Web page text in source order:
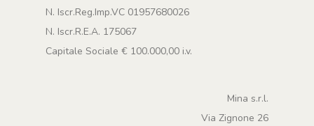
N. Iscr.Reg.Imp.VC 01957680026
N. Iscr.R.E.A. 175067
Capitale Sociale € 100.000,00 i.v.
Mina s.r.l.
Via Zignone 26